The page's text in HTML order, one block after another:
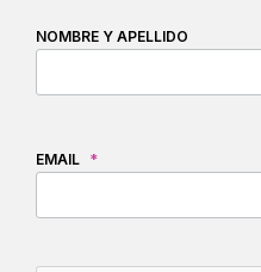
NOMBRE Y APELLIDO
EMAIL *